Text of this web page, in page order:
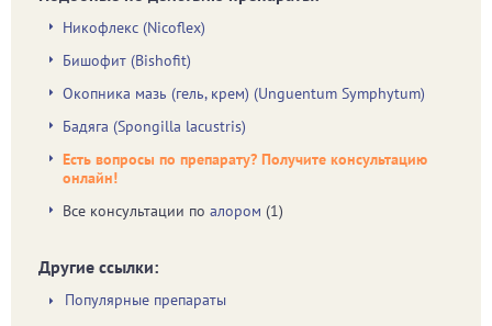
Никофлекс (Nicoflex)
Бишофит (Bishofit)
Окопника мазь (гель, крем) (Unguentum Symphytum)
Бадяга (Spongilla lacustris)
Есть вопросы по препарату? Получите консультацию
онлайн!
Все консультации по алором (1)
Другие ссылки:
Популярные препараты